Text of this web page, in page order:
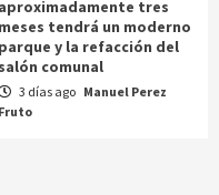
aproximadamente tres
meses tendrá un moderno
parque y la refacción del
salón comunal
3 días ago Manuel Perez
Fruto